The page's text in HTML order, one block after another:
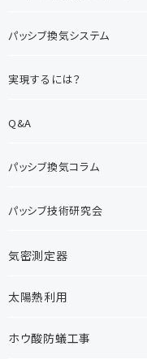
パッシブ換気システム
実現するには？
Q&A
パッシブ換気コラム
パッシブ技術研究会
気密測定器
太陽熱利用
ホウ酸防蟻工事